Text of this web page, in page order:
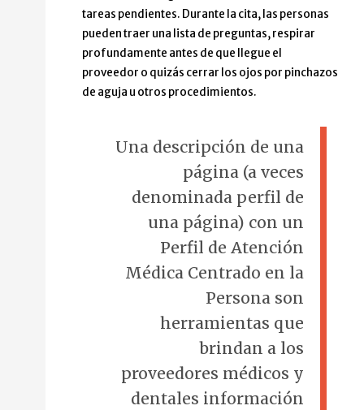
tareas pendientes. Durante la cita, las personas
pueden traer una lista de preguntas, respirar
profundamente antes de que llegue el
proveedor o quizás cerrar los ojos por pinchazos
de aguja u otros procedimientos.
Una descripción de una
página (a veces
denominada perfil de
una página) con un
Perfil de Atención
Médica Centrado en la
Persona son
herramientas que
brindan a los
proveedores médicos y
dentales información